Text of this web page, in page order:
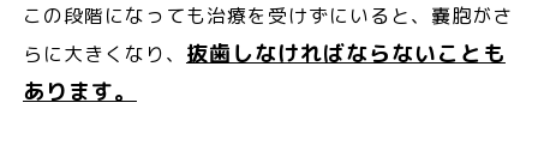
この段階になっても治療を受けずにいると、嚢胞がさ
らに大きくなり、 抜歯しなければならないことも
あります。